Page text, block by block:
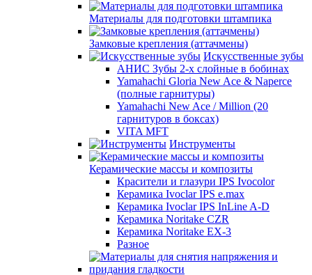
Материалы для подготовки штампика
Замковые крепления (аттачмены)
Искусственные зубы
АНИС Зубы 2-х слойные в бобинах
Yamahachi Gloria New Ace & Naperce
(полные гарнитуры)
Yamahachi New Ace / Million (20
гарнитуров в боксах)
VITA MFT
Инструменты
Керамические массы и композиты
Красители и глазури IPS Ivocolor
Керамика Ivoclar IPS e.max
Керамика Ivoclar IPS InLine A-D
Керамика Noritake CZR
Керамика Noritake EX-3
Разное